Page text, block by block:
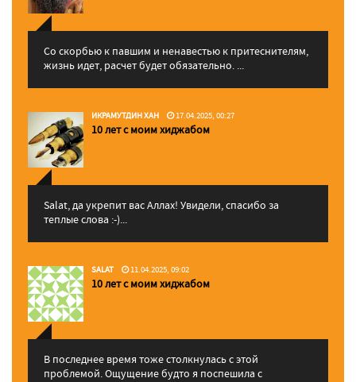
Со скорбью к павшим и ненавестью к притеснителям,
жизнь идет, расчет будет обязательно. ...
ИКРАМУТДИН ХАН 17.04.2025, 00:27
10 лет с моим хиджабом
Salat, да укрепит вас Аллаx! Увидели, спасибо за
теплые слова :-)...
SALAT 11.04.2025, 09:02
10 лет с моим хиджабом
В последнее время тоже столкнулась с этой
проблемой. Ощущение будто я поспешила с